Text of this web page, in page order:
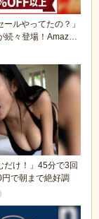
ールやってたの？」
続々登場！Amazon
だけ！」45分で3回
で朝まで絶好調